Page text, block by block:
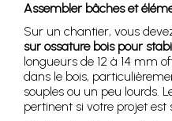
Assembler bâches et
Sur un chantier, vous
sur ossature bois pour
longueurs de 12 à 14 mm
dans le bois,
souples ou un peu lourds.
pertinent si votre projet est